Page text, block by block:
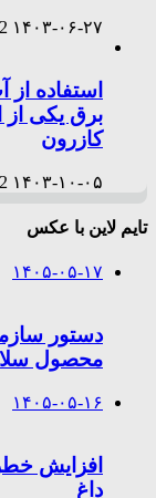
۱۴۰۳-۰۶-۲۷ 2
استفاده
برق یکی از
کازرون
۱۴۰۳-۱۰-۰۵ 2
تایم لاین با عکس
۱۴۰۵-۰۵-۱۷
محصول
۱۴۰۵-۰۵-۱۶
افزایش
داغ